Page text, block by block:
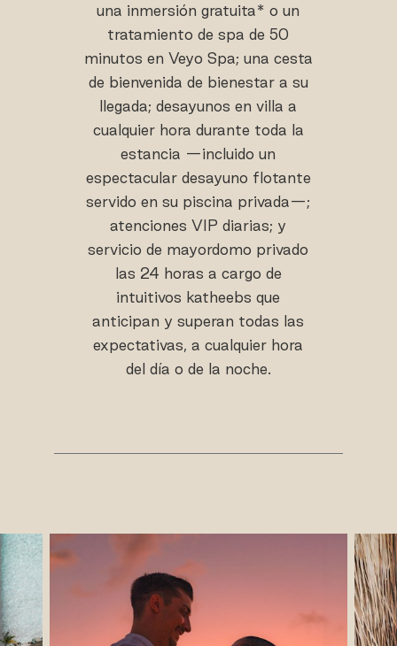
una inmersión gratuita* o un
tratamiento de spa de 50
minutos en Veyo Spa; una cesta
de bienvenida de bienestar a su
llegada; desayunos en villa a
cualquier hora durante toda la
estancia —incluido un
espectacular desayuno flotante
servido en su piscina privada—;
atenciones VIP diarias; y
servicio de mayordomo privado
las 24 horas a cargo de
intuitivos katheebs que
anticipan y superan todas las
expectativas, a cualquier hora
del día o de la noche.